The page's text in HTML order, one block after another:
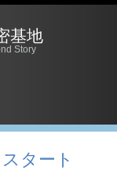
基地
Story
タート